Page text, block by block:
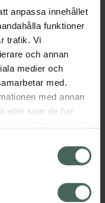
anpassa innehållet
funktioner
trafik. Vi
och annan
medier och
med.
med annan
eller som de har
påverkar inte
innan återkallelsen.
Dölj
45 vol% med